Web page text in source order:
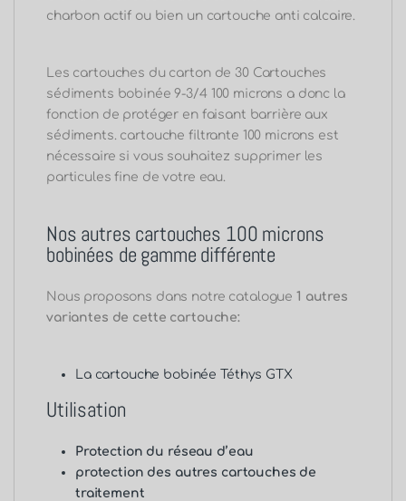
charbon actif ou bien un cartouche anti calcaire.
Les cartouches du carton de 30 Cartouches
sédiments bobinée 9-3/4 100 microns a donc la
fonction de protéger en faisant barrière aux
sédiments. cartouche filtrante 100 microns est
nécessaire si vous souhaitez supprimer les
particules fine de votre eau.
Nos autres cartouches 100 microns
bobinées de gamme différente
Nous proposons dans notre catalogue 1 autres
variantes de cette cartouche:
La cartouche bobinée Téthys GTX
Utilisation
Protection du réseau d’eau
protection des autres cartouches de
traitement